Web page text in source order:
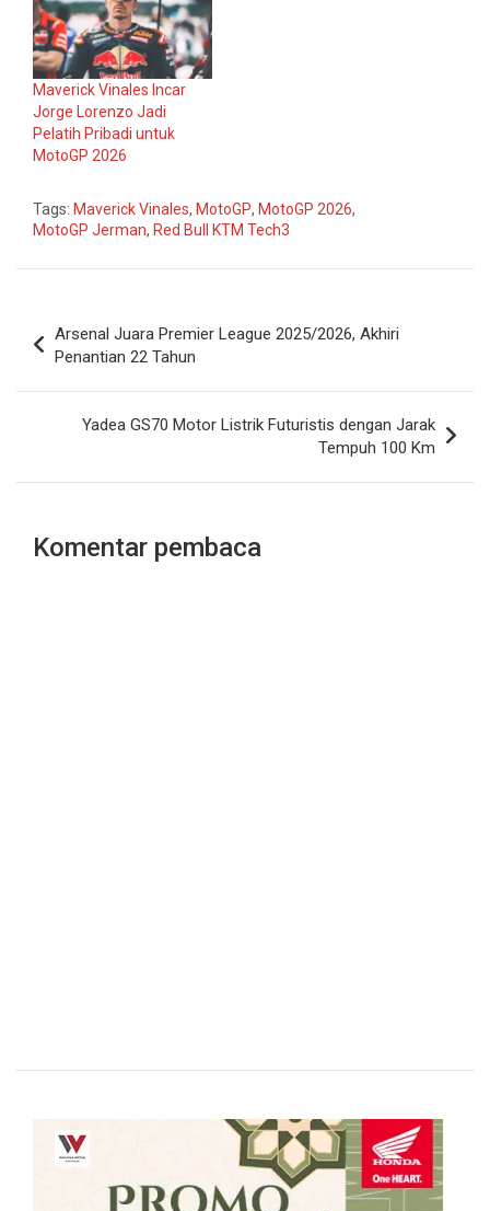
Maverick Vinales Incar
Jorge Lorenzo Jadi
Pelatih Pribadi untuk
MotoGP 2026
Tags: Maverick Vinales, MotoGP, MotoGP 2026,
MotoGP Jerman, Red Bull KTM Tech3
pos
Arsenal Juara Premier League 2025/2026, Akhiri
Penantian 22 Tahun
Yadea GS70 Motor Listrik Futuristis dengan Jarak
Tempuh 100 Km
Komentar pembaca